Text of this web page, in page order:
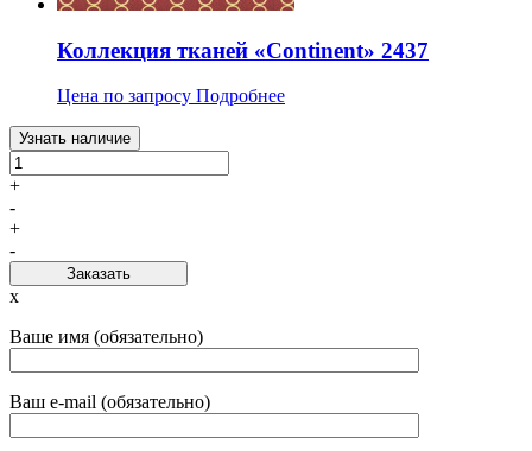
Коллекция тканей «Continent» 2437
Цена по запросу Подробнее
Узнать наличие
+
-
+
-
Заказать
x
Ваше имя (обязательно)
Ваш e-mail (обязательно)